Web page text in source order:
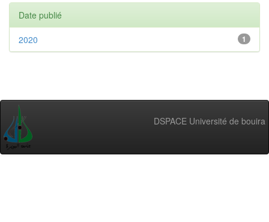
Date publié
1
2020
DSPACE Université de bouira